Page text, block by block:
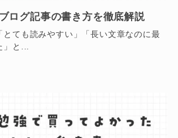
ログ記事の書き方を徹底解説
とても読みやすい」「長い文章なのに最
」と...